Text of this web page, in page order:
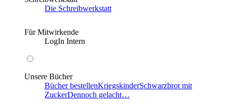
Die Schreibwerkstatt
Für Mitwirkende
LogIn Intern
Unsere Bücher
Bücher bestellenKriegskinderSchwarzbrot mit
ZuckerDennoch gelacht…